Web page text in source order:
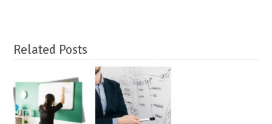
Related Posts